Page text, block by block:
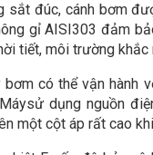
sắt đúc, cánh bơm
gỉ AISI303 đảm
tiết, môi trường khắc
có thể vận
dụng nguồn
một cột áp rất cao